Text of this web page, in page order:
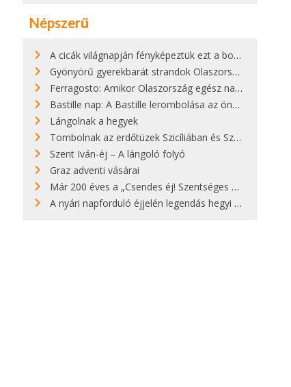
Népszerű
A cicák világnapján fényképeztük ezt a bokor alatt hűsölő cicát Kisorosziban
Gyönyörű gyerekbarát strandok Olaszországban - megmutatjuk a 15 legjobbat
Ferragosto: Amikor Olaszország egész nap nyaral
Bastille nap: A Bastille lerombolása az önkényuralom végét jelentette
Lángolnak a hegyek
Tombolnak az erdőtüzek Szicíliában és Szardínián
Szent Iván-éj – A lángoló folyó
Graz adventi vásárai
Már 200 éves a „Csendes éj! Szentséges éj!”
A nyári napforduló éjjelén legendás hegyi tüzek világítják meg Zugspitzét